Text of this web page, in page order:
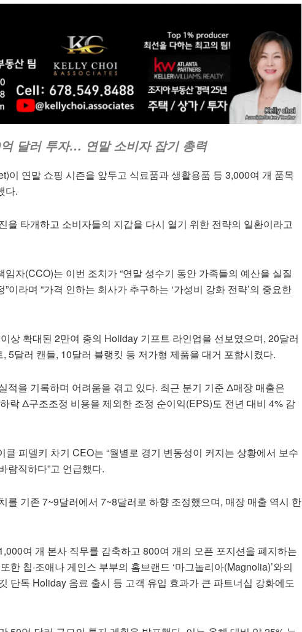
달러 투자… 연말 소비자 잡기 총력
이 연말 쇼핑 시즌을 앞두고 식료품과 생활용품 등 3,000여 개 품목
다.
을 타개하고 소비자들의 지갑을 다시 열기 위한 전략의 일환이라고
자(CCO)는 이번 조치가 “연말 성수기 동안 가족들의 예산을 실질
이라며 “가격 인하는 회사가 추구하는 ‘가성비 강화 전략’의 중요한
상 확대된 2만여 종의 Holiday 기프트 라인업을 선보였으며, 20달러
5달러 캔들, 10달러 블랭킷 등 저가형 제품을 대거 포함시켰다.
적을 기록하며 어려움을 겪고 있다. 최근 분기 기준 Δ매장 매출은
락 Δ구조조정 비용을 제외한 조정 순이익(EPS)도 전년 대비 4% 감
피델키 차기 CEO는 “월별로 경기 변동성이 커지는 상황에서 보수
람직하다”고 언급했다.
를 기존 7~9달러에서 7~8달러로 하향 조정했으며, 매장 매출 역시 한
여 개 본사 직무를 감축하고 800여 개의 오픈 포지션을 폐지하는
한 칩·조애나 게인스 부부의 홈브랜드 ‘마그놀리아(Magnolia)’와의
단독 Holiday 음료 출시 등 고객 유입 효과가 큰 파트너십 강화에도